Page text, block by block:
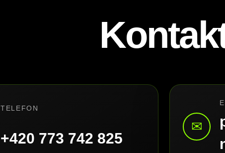
TELEFON
+420 773 742 825
✉